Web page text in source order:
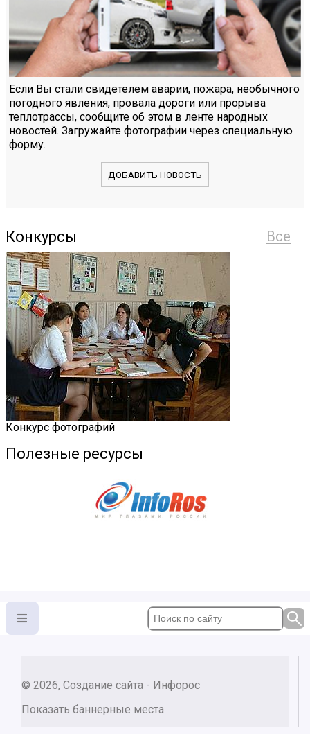
Если Вы стали свидетелем аварии, пожара, необычного
погодного явления, провала дороги или прорыва
теплотрассы, сообщите об этом в ленте народных
новостей. Загружайте фотографии через специальную
форму.
ДОБАВИТЬ НОВОСТЬ
Все
Конкурсы
Конкурс фотографий
Полезные ресурсы
© 2026, Создание сайта - Инфорос
Показать баннерные места